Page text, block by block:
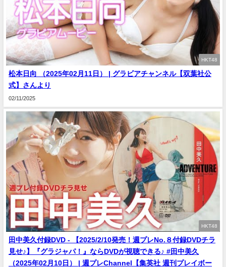
HKT48
松本日向 （2025年02月11日） | グラビアチャンネル【双葉社公
式】さんより
02/11/2025
HKT48
田中美久付録DVD - 【2025/2/10発売！週プレNo.８付録DVDチラ
見せ♪】『グラジャパ！』ならDVDが視聴できる♪ #田中美久
（2025年02月10日） | 週プレChannel【集英社 週刊プレイボー